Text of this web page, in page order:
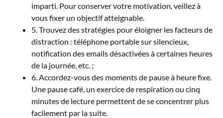
imparti. Pour conserver votre motivation, veillez à
vous fixer un objectif atteignable.
5. Trouvez des stratégies pour éloigner les facteurs de
distraction : téléphone portable sur silencieux,
notification des emails désactivées à certaines heures
de la journée, etc. ;
6. Accordez-vous des moments de pause à heure fixe.
Une pause café, un exercice de respiration ou cinq
minutes de lecture permettent de se concentrer plus
facilement par la suite.